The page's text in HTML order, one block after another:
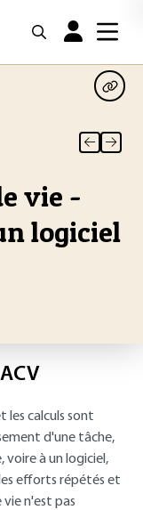
vie -
logiciel
les calculs sont
d'une tâche,
voire à un logiciel,
efforts répétés et
vie n'est pas